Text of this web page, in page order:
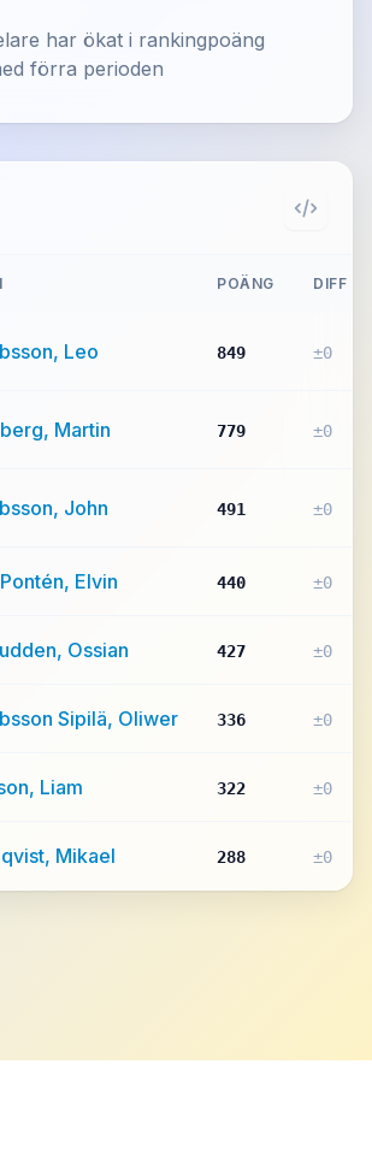
har ökat i rankingpoäng
förra perioden
POÄNG DIFF
Leo 849 ±0
Martin 779 ±0
John 491 ±0
Elvin 440 ±0
Ossian 427 ±0
Sipilä, Oliwer 336 ±0
Liam 322 ±0
Mikael 288 ±0